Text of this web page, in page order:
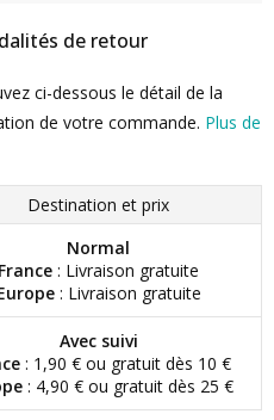
de retour
ci-dessous le détail de la
de votre commande. Plus de
Destination et prix
Normal
France : Livraison gratuite
: Livraison gratuite
Avec suivi
: 1,90 € ou gratuit dès 10 €
: 4,90 € ou gratuit dès 25 €